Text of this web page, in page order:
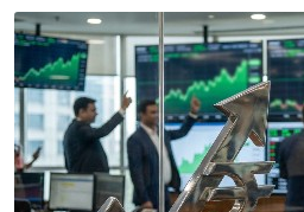
रा
ष्ट्री
य
अं
त
र्रा